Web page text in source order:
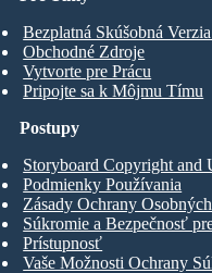
Bezplatná Skúšobná
Obchodné Zdroje
Vytvorte pre Prácu
Pripojte sa k Môjmu Tímu
Postupy
Storyboard Copyright and
Podmienky Používania
Zásady Ochrany
Súkromie a Bezpečnosť
Prístupnosť
Vaše Možnosti Ochrany